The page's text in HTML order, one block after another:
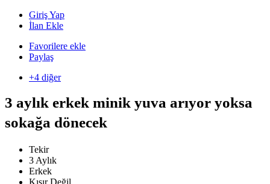
Giriş Yap
İlan Ekle
Favorilere ekle
Paylaş
+4 diğer
3 aylık erkek minik yuva arıyor yoksa
sokağa dönecek
Tekir
3 Aylık
Erkek
Kısır Değil